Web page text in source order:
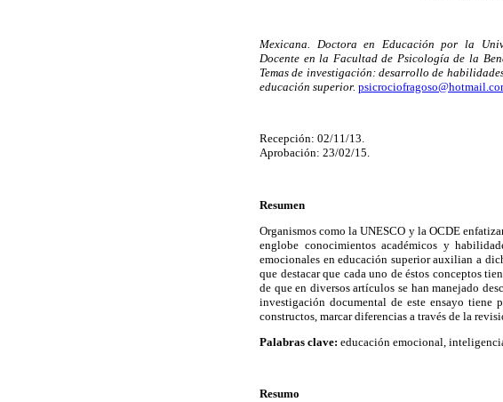
Mexicana. Doctora en Educación por la
Docente en la Facultad de Psicología de la
Temas de investigación: desarrollo de
educación superior.
Recepción: 02/11/13.
Aprobación: 23/02/15.
Resumen
Organismos como la UNESCO y la OCDE
englobe conocimientos académicos y
emocionales en educación superior auxilian a
que destacar que cada uno de éstos conceptos
de que en diversos artículos se han manejado
investigación documental de este ensayo tiene
constructos, marcar diferencias a través de la
Palabras clave: educación emocional,
Resumo